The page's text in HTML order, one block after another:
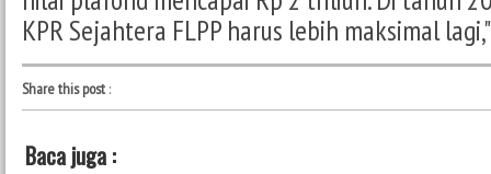
KPR Sejahtera FLPP harus lebih maksimal
Share this post:
Baca juga :